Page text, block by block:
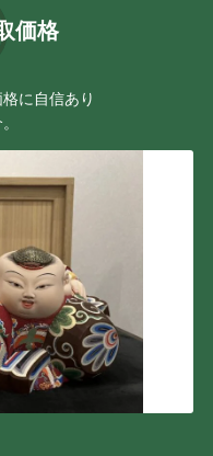
価格
に自信あり